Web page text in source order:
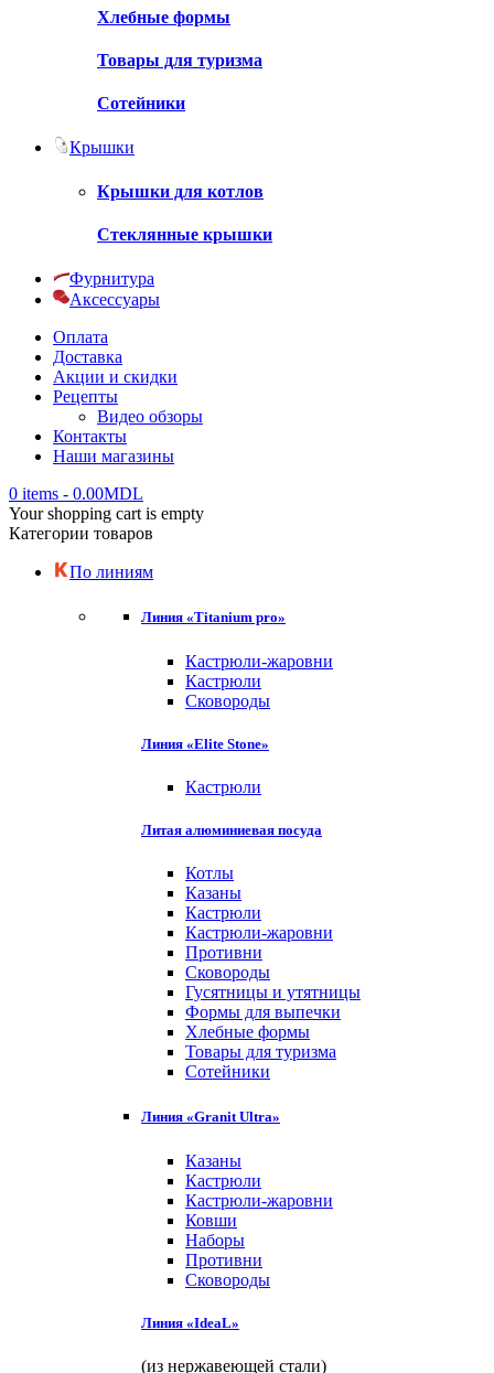
Хлебные формы
Товары для туризма
Сотейники
Крышки
Крышки для котлов
Стеклянные крышки
Фурнитура
Аксессуары
Оплата
Доставка
Акции и скидки
Рецепты
Видео обзоры
Контакты
Наши магазины
0 items - 0.00MDL
Your shopping cart is empty
Категории товаров
По линиям
Линия «Titanium pro»
Кастрюли-жаровни
Кастрюли
Сковороды
Линия «Elite Stone»
Кастрюли
Литая алюминиевая посуда
Котлы
Казаны
Кастрюли
Кастрюли-жаровни
Противни
Сковороды
Гусятницы и утятницы
Формы для выпечки
Хлебные формы
Товары для туризма
Сотейники
Линия «Granit Ultra»
Казаны
Кастрюли
Кастрюли-жаровни
Ковши
Наборы
Противни
Сковороды
Линия «IdeaL»
(из нержавеющей стали)